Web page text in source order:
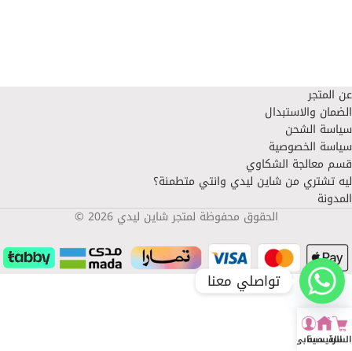
عن المتجر
الضمان والاستبدال
سياسة الشحن
سياسة الخصوصية
قسم معالجة الشكاوي
ليه تشتري من شاين ليدي وانتي متطمنة؟
المدونة
الحقوق محفوظة لمتجر شاين ليدي 2026 ©
السلة
الرئيسية
حسابي
تواصلي معنا